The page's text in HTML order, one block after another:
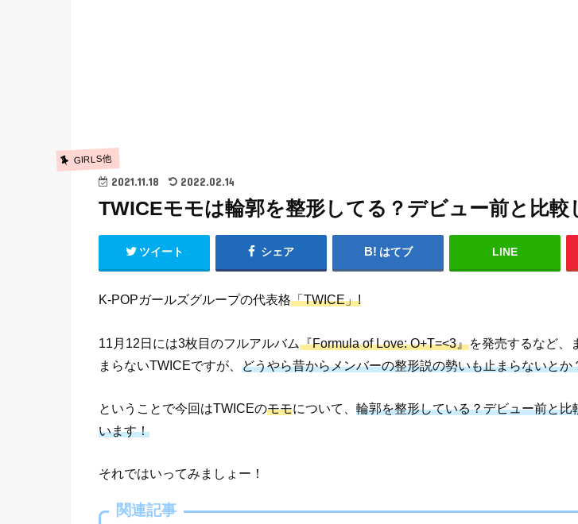
GIRLS他
2021.11.18 2022.02.14
TWICEモモは輪郭を整形してる？デビュー前と比較
ツイート シェア はてブ LINE
K-POPガールズグループの代表格「TWICE」!
11月12日には3枚目のフルアルバム『Formula of Love: O+T=<3』を発売するなど、
まらないTWICEですが、 どうやら昔からメンバーの整形説の勢いも止まらないとか
ということで今回はTWICEのモモについて、 輪郭を整形している？デビュー前と比
います！
それではいってみましょー！
関連記事